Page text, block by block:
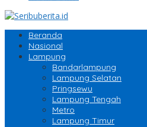
Beranda
Nasional
Lampung
Bandarlampung
Lampung Selatan
Pringsewu
Lampung Tengah
Metro
Lampung Timur